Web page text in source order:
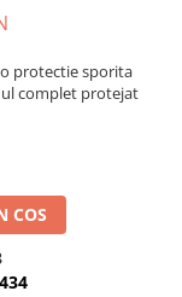
o protectie sporita
complet protejat
COS